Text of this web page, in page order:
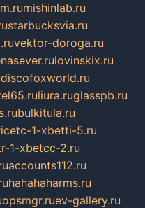
mishinlab.ru
starbucksvia.ru
vektor-doroga.ru
lovinskix.ru
discofoxworld.ru
liura.ruglasspb.ru
bulkitula.ru
1-xbetti-5.ru
1-xbetcc-2.ru
accounts112.ru
hahahaharms.ru
opsmgr.ruev-gallery.ru